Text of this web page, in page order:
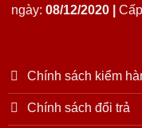
ngày: 08/12/2020 |
Chính sách kiểm
Chính sách đổi trả